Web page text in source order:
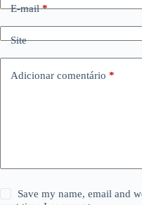
E-mail*
Site
Adicionar comentário *
Save my name, email and